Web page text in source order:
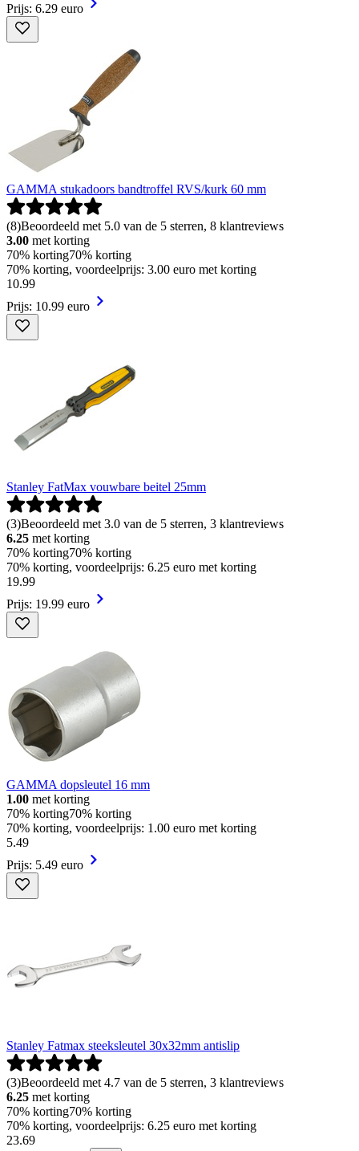
Prijs: 6.29 euro
GAMMA stukadoors bandtroffel RVS/kurk 60 mm
(8)Beoordeeld met 5.0 van de 5 sterren, 8 klantreviews
3.00 met korting
70% korting70% korting
70% korting, voordeelprijs: 3.00 euro met korting
10.99
Prijs: 10.99 euro
Stanley FatMax vouwbare beitel 25mm
(3)Beoordeeld met 3.0 van de 5 sterren, 3 klantreviews
6.25 met korting
70% korting70% korting
70% korting, voordeelprijs: 6.25 euro met korting
19.99
Prijs: 19.99 euro
GAMMA dopsleutel 16 mm
1.00 met korting
70% korting70% korting
70% korting, voordeelprijs: 1.00 euro met korting
5.49
Prijs: 5.49 euro
Stanley Fatmax steeksleutel 30x32mm antislip
(3)Beoordeeld met 4.7 van de 5 sterren, 3 klantreviews
6.25 met korting
70% korting70% korting
70% korting, voordeelprijs: 6.25 euro met korting
23.69